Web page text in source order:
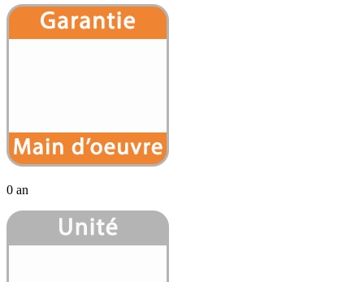
0 an